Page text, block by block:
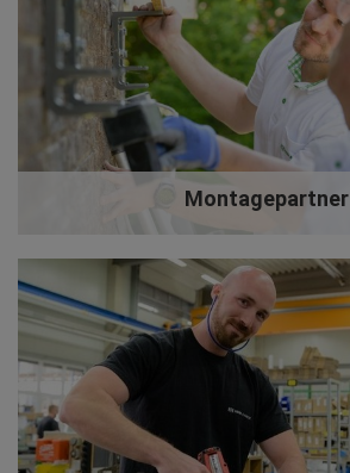
Montagepartner